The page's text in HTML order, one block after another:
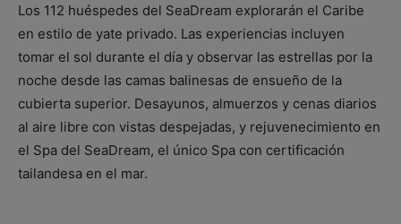
Los 112 huéspedes del SeaDream explorarán el Caribe
en estilo de yate privado. Las experiencias incluyen
tomar el sol durante el día y observar las estrellas por la
noche desde las camas balinesas de ensueño de la
cubierta superior. Desayunos, almuerzos y cenas diarios
al aire libre con vistas despejadas, y rejuvenecimiento en
el Spa del SeaDream, el único Spa con certificación
tailandesa en el mar.